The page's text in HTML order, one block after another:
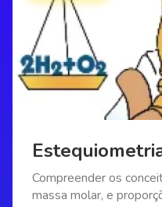
Compreender os
massa molar, e